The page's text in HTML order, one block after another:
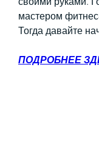
мастером
Тогда давайте
ПОДРОБНЕЕ